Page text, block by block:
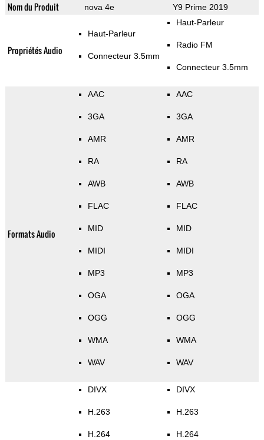
Nom du Produit nova 4e Y9 Prime 2019
Propriétés Audio
Haut-Parleur
Connecteur 3.5mm
Haut-Parleur
Radio FM
Connecteur 3.5mm
Formats Audio
AAC
3GA
AMR
RA
AWB
FLAC
MID
MIDI
MP3
OGA
OGG
WMA
WAV
AAC
3GA
AMR
RA
AWB
FLAC
MID
MIDI
MP3
OGA
OGG
WMA
WAV
DIVX
H.263
H.264
DIVX
H.263
H.264